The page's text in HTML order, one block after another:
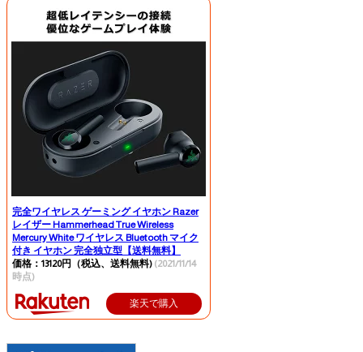
完全ワイヤレス ゲーミング イヤホン Razer
レイザー Hammerhead True Wireless
Mercury White ワイヤレス Bluetooth マイク
付き イヤホン 完全独立型【送料無料】
価格：13120円（税込、送料無料) (2021/11/14
時点)
楽天で購入